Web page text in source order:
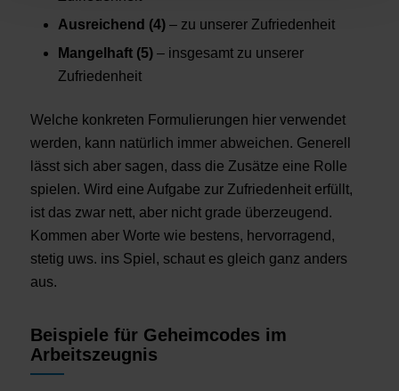
Ausreichend (4)– zu unserer Zufriedenheit
Mangelhaft (5)– insgesamt zu unserer
Zufriedenheit
Welche konkreten Formulierungen hier verwendet
werden, kann natürlich immer abweichen. Generell
lässt sich aber sagen, dass die Zusätze eine Rolle
spielen. Wird eine Aufgabe zur Zufriedenheit erfüllt,
ist das zwar nett, aber nicht grade überzeugend.
Kommen aber Worte wie bestens, hervorragend,
stetig uws. ins Spiel, schaut es gleich ganz anders
aus.
Beispiele für Geheimcodes im
Arbeitszeugnis